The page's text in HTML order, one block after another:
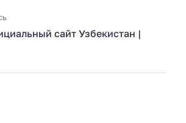
сайт Узбекистан |